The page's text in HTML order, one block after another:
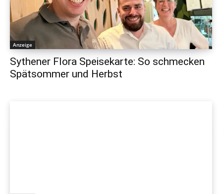
Anzeige
Sythener Flora Speisekarte: So schmecken
Spätsommer und Herbst